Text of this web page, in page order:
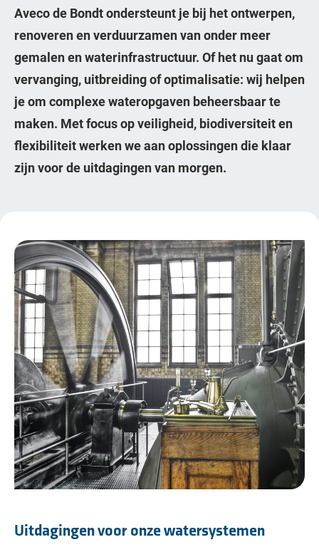
Aveco de Bondt ondersteunt je bij het ontwerpen,
renoveren en verduurzamen van onder meer
gemalen en waterinfrastructuur. Of het nu gaat om
vervanging, uitbreiding of optimalisatie: wij helpen
je om complexe wateropgaven beheersbaar te
maken. Met focus op veiligheid, biodiversiteit en
flexibiliteit werken we aan oplossingen die klaar
zijn voor de uitdagingen van morgen.
Uitdagingen voor onze watersystemen